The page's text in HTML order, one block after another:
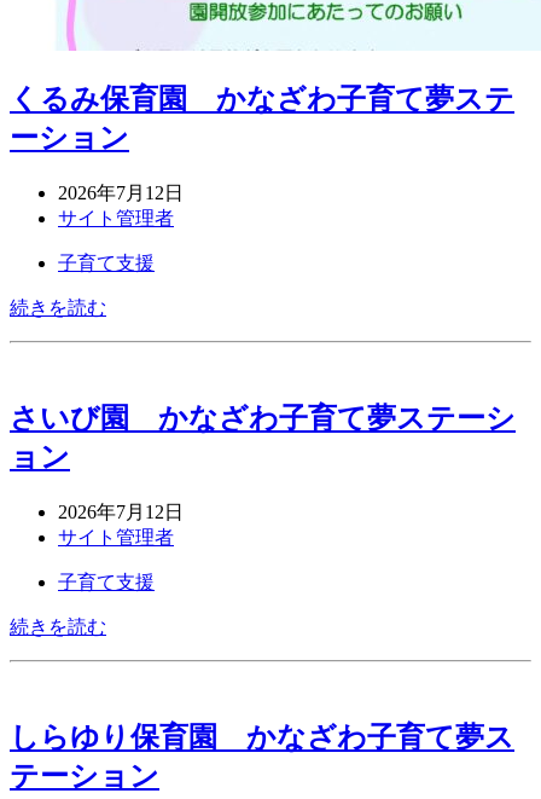
くるみ保育園 かなざわ子育て夢ステ
ーション
2026年7月12日
サイト管理者
子育て支援
続きを読む
さいび園 かなざわ子育て夢ステーシ
ョン
2026年7月12日
サイト管理者
子育て支援
続きを読む
しらゆり保育園 かなざわ子育て夢ス
テーション